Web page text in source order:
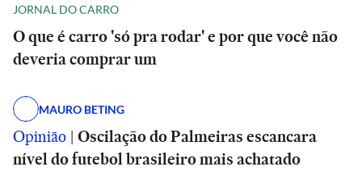
JORNAL DO CARRO
O que é carro 'só pra rodar' e por que você não
deveria comprar um
MAURO BETING
Opinião | Oscilação do Palmeiras escancara
nível do futebol brasileiro mais achatado